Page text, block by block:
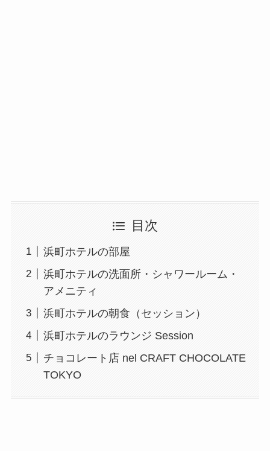
目次
浜町ホテルの部屋
浜町ホテルの洗面所・シャワールーム・
アメニティ
浜町ホテルの朝食（セッション）
浜町ホテルのラウンジ Session
チョコレート店 nel CRAFT CHOCOLATE
TOKYO